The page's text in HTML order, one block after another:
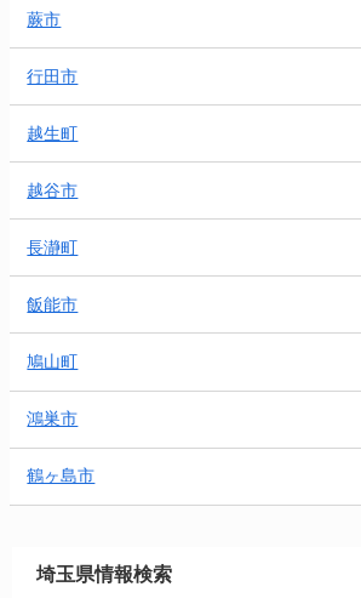
蕨市
行田市
越生町
越谷市
長瀞町
飯能市
鳩山町
鴻巣市
鶴ヶ島市
埼玉県情報検索